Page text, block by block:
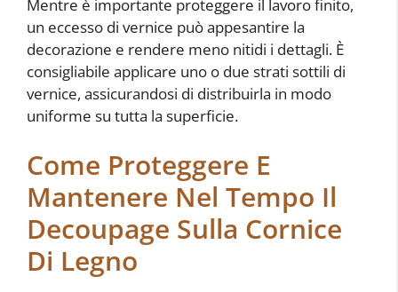
Mentre è importante proteggere il lavoro finito,
un eccesso di vernice può appesantire la
decorazione e rendere meno nitidi i dettagli. È
consigliabile applicare uno o due strati sottili di
vernice, assicurandosi di distribuirla in modo
uniforme su tutta la superficie.
Come Proteggere E
Mantenere Nel Tempo Il
Decoupage Sulla Cornice
Di Legno